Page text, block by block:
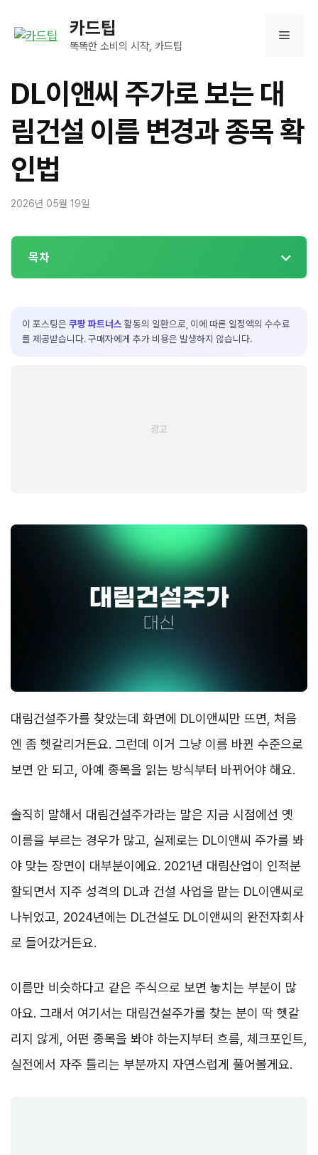
카드팁
똑똑한 소비의 시작, 카드팁
메
DL이앤씨 주가로 보는 대
림건설 이름 변경과 종목 확
인법
2026년 05월 19일
목차
이 포스팅은 쿠팡 파트너스 활동의 일환으로, 이에 따른 일정액의 수수료
를 제공받습니다. 구매자에게 추가 비용은 발생하지 않습니다.
대림건설주가를 찾았는데 화면에 DL이앤씨만 뜨면, 처음
엔 좀 헷갈리거든요. 그런데 이거 그냥 이름 바뀐 수준으로
보면 안 되고, 아예 종목을 읽는 방식부터 바뀌어야 해요.
솔직히 말해서 대림건설주가라는 말은 지금 시점에선 옛
이름을 부르는 경우가 많고, 실제로는 DL이앤씨 주가를 봐
야 맞는 장면이 대부분이에요. 2021년 대림산업이 인적분
할되면서 지주 성격의 DL과 건설 사업을 맡는 DL이앤씨로
나뉘었고, 2024년에는 DL건설도 DL이앤씨의 완전자회사
로 들어갔거든요.
이름만 비슷하다고 같은 주식으로 보면 놓치는 부분이 많
아요. 그래서 여기서는 대림건설주가를 찾는 분이 딱 헷갈
리지 않게, 어떤 종목을 봐야 하는지부터 흐름, 체크포인트,
실전에서 자주 틀리는 부분까지 자연스럽게 풀어볼게요.